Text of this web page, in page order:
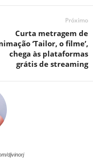
Próximo
Curta metragem de
‘Tailor, o filme’,
chega às plataformas
grátis de streaming
djvinorj